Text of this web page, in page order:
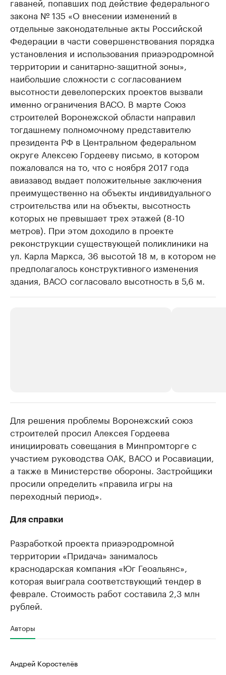
закона № 135 «О внесении изменений в
отдельные законодательные акты Российской
Федерации в части совершенствования порядка
установления и использования приаэродромной
территории и санитарно-защитной зоны»,
наибольшие сложности с согласованием
высотности девелоперских проектов вызвали
именно ограничения ВАСО. В марте Союз
строителей Воронежской области направил
тогдашнему полномочному представителю
президента РФ в Центральном федеральном
округе Алексею Гордееву письмо, в котором
пожаловался на то, что с ноября 2017 года
авиазавод выдает положительные заключения
преимущественно на объекты индивидуального
строительства или на объекты, высотность
которых не превышает трех этажей (8-10
метров). При этом доходило в проекте
реконструкции существующей поликлиники на
ул. Карла Маркса, 36 высотой 18 м, в котором не
предполагалось конструктивного изменения
здания, ВАСО согласовало высотность в 5,6 м.
Делитесь новостями бизнеса на РБК
Управляйте страницей компании и развивайте личные продавцы
Ознакомьтесь с
​​Для решения проблемы Воронежский союз
строителей просил Алексея Гордеева
инициировать совещания в Минпромторге с
участием руководства ОАК, ВАСО и Росавиации,
а также в Министерстве обороны. Застройщики
просили определить «правила игры на
переходный период».
Для справки
Разработкой проекта приаэродромной
территории «Придача» занималось
краснодарская компания «Юг Геоальянс»,
которая выиграла соответствующий тендер в
феврале. Стоимость работ составила 2,3 млн
рублей.
Авторы
Андрей Коростелёв